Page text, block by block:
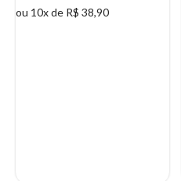
ou 10x de R$ 38,90